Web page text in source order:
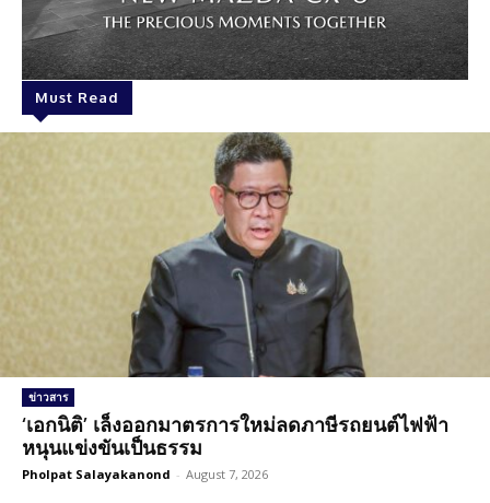
Must Read
ข่าวสาร
‘เอกนิติ’ เล็งออกมาตรการใหม่ลดภาษีรถยนต์ไฟฟ้า
หนุนแข่งขันเป็นธรรม
Pholpat Salayakanond - August 7, 2026